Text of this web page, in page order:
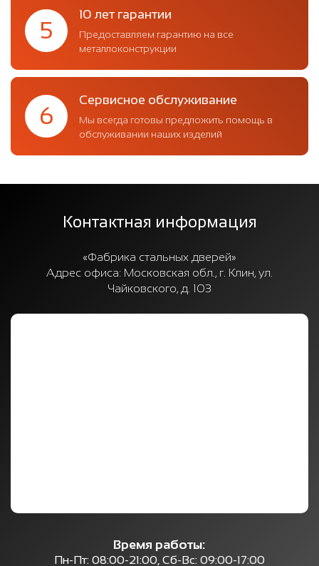
5
10 лет гарантии
Предоставляем гарантию на все
металлоконструкции
6
Сервисное обслуживание
Мы всегда готовы предложить помощь в
обслуживании наших изделий
Контактная информация
«Фабрика стальных дверей»
Адрес офиса: Московская обл., г. Клин, ул.
Чайковского, д. 103
Время работы:
Пн-Пт: 08:00-21:00, Сб-Вс: 09:00-17:00